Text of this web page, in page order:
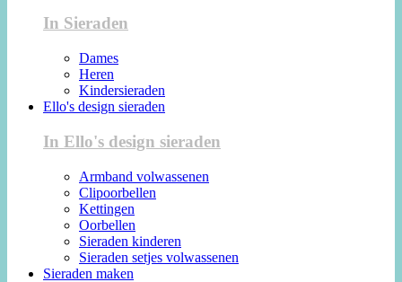
In Sieraden
Dames
Heren
Kindersieraden
Ello's design sieraden
In Ello's design sieraden
Armband volwassenen
Clipoorbellen
Kettingen
Oorbellen
Sieraden kinderen
Sieraden setjes volwassenen
Sieraden maken